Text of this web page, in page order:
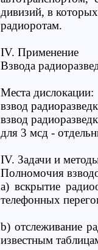
дивизий, в
радиоротам.
IV. Применение
Взвода
Места дислокации:
взвод
взвод
для 3 мсд -
IV. Задачи и
Полномочия
a) вскрытие
телефонных
b) отслеживание
известным